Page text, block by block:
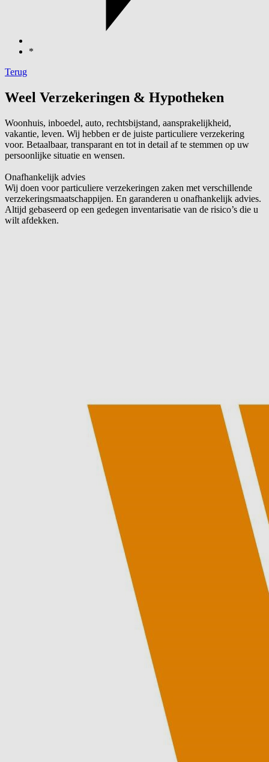
*
Terug
Weel Verzekeringen & Hypotheken
Woonhuis, inboedel, auto, rechtsbijstand, aansprakelijkheid,
vakantie, leven. Wij hebben er de juiste particuliere verzekering
voor. Betaalbaar, transparant en tot in detail af te stemmen op uw
persoonlijke situatie en wensen.
Onafhankelijk advies
Wij doen voor particuliere verzekeringen zaken met verschillende
verzekeringsmaatschappijen. En garanderen u onafhankelijk advies.
Altijd gebaseerd op een gedegen inventarisatie van de risico’s die u
wilt afdekken.